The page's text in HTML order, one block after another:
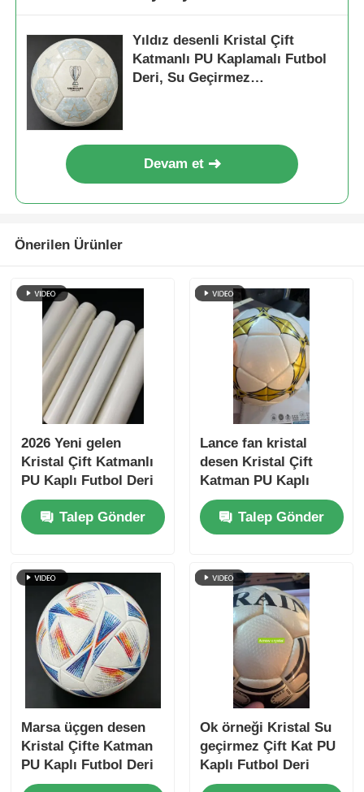
Yıldız desenli Kristal Çift
Katmanlı PU Kaplamalı Futbol
Deri, Su Geçirmez
Devam et
Önerilen Ürünler
2026 Yeni gelen
Kristal Çift Katmanlı
PU Kaplı Futbol Deri
Su geçirmez
Dokunulmamış
Destek ve
Desen
Talep Gönder
Lance fan kristal
desen Kristal Çift
Katman PU Kaplı
Futbol Deri Su
geçirmez
Dokunulmamış
Özelleştirilebilir
Desen
Talep Gönder
Marsa üçgen desen
Kristal Çifte Katman
PU Kaplı Futbol Deri
Su geçirmez
Ok örneği Kristal Su
geçirmez Çift Kat PU
Kaplı Futbol Deri
Premium Futbollar